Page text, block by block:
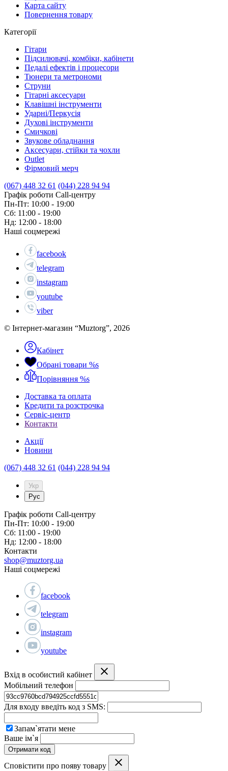
Карта сайту
Повернення товару
Категорії
Гітари
Підсилювачі, комбіки, кабінети
Педалі ефектів і процесори
Тюнери та метрономи
Струни
Гітарні аксесуари
Клавішні інструменти
Ударні/Перкусія
Духові інструменти
Смичкові
Звукове обладнання
Аксесуари, стійки та чохли
Outlet
Фірмовий мерч
(067) 448 32 61 (044) 228 94 94
Графік роботи Call-центру
Пн-Пт: 10:00 - 19:00
Сб: 11:00 - 19:00
Нд: 12:00 - 18:00
Наші соцмережі
facebook
telegram
instagram
youtube
viber
© Інтернет-магазин “Muztorg”, 2026
Кабінет
Обрані товари %s
Порівняння %s
Доставка та оплата
Кредити та розстрочка
Сервіc-центр
Контакти
Акції
Новини
(067) 448 32 61 (044) 228 94 94
Укр
Рус
Графік роботи Call-центру
Пн-Пт: 10:00 - 19:00
Сб: 11:00 - 19:00
Нд: 12:00 - 18:00
Контакти
shop@muztorg.ua
Наші соцмережі
facebook
telegram
instagram
youtube
Вхід в особистий кабінет
Мобільний телефон
Для входу введіть код з SMS:
Запам`ятати мене
Ваше ім`я
Отримати код
Сповістити про появу товару